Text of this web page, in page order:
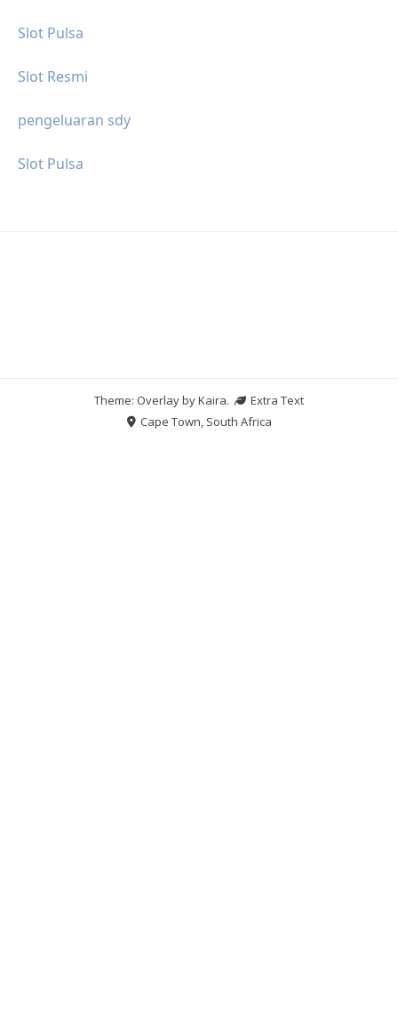
Slot Pulsa
Slot Resmi
pengeluaran sdy
Slot Pulsa
Theme: Overlay byKaira.
Extra Text
Cape Town, South Africa